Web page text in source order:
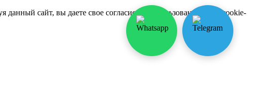
сайт, вы даете свое согласие на использование нами cookie-